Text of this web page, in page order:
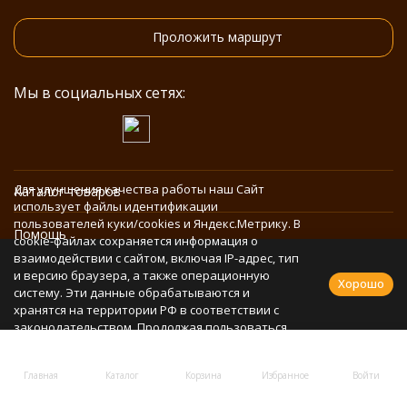
Главная Каталог Корзина Избранное Войти
Проложить маршрут
Мы в социальных сетях:
Каталог товаров
Помощь
Информация
Политика персональных данных
Для улучшения качества работы наш Сайт
использует файлы идентификации
пользователей куки/cookies и Яндекс.Метрику. В
cookie-файлах сохраняется информация о
взаимодействии с сайтом, включая IP-адрес, тип
и версию браузера, а также операционную
систему. Эти данные обрабатываются и
хранятся на территории РФ в соответствии с
законодательством. Продолжая пользоваться
данных в соответствии с
Политикой
Хорошо